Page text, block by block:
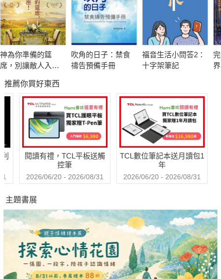
神為你準備的筵
席，別讓敵人入
吹角的日子：禁食
禱告預備手冊
福音生活小問答2：
十字架筆記
推薦你買好東西
閱讀有禮，TCL平板送觸
控筆
2026/06/20 - 2026/08/31
TCL數位筆記本送月讀包1
年
2026/06/20 - 2026/08/31
主題書展